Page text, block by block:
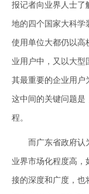
报记者向业界人士了
地的四个国家大科学
使用单位大都仍以高
业用户中，又以大型
其最重要的企业用户
这中间的关键问题是
程。
而广东省政府认为
业界市场化程度高，
接的深度和广度，也